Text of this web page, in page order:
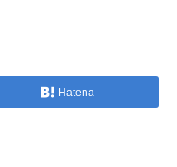
Hatena